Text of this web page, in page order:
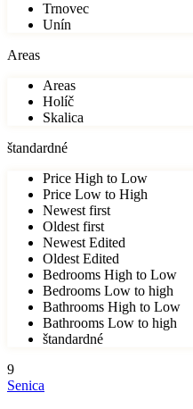
Trnovec
Unín
Areas
Areas
Holíč
Skalica
štandardné
Price High to Low
Price Low to High
Newest first
Oldest first
Newest Edited
Oldest Edited
Bedrooms High to Low
Bedrooms Low to high
Bathrooms High to Low
Bathrooms Low to high
štandardné
9
Senica